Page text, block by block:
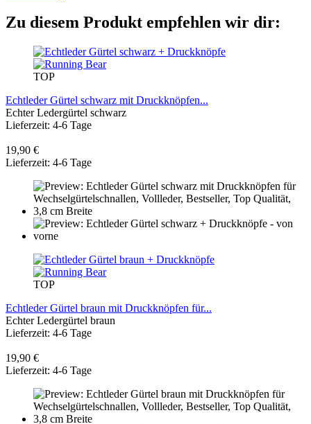
Zu diesem Produkt empfehlen wir dir:
TOP
Echtleder Gürtel schwarz mit Druckknöpfen...
Echter Ledergürtel schwarz
Lieferzeit: 4-6 Tage
19,90 €
Lieferzeit: 4-6 Tage
TOP
Echtleder Gürtel braun mit Druckknöpfen für...
Echter Ledergürtel braun
Lieferzeit: 4-6 Tage
19,90 €
Lieferzeit: 4-6 Tage